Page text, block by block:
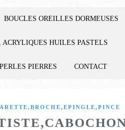
BOUCLES OREILLES DORMEUSES
HUILES PASTELS
PIERRES CONTACT